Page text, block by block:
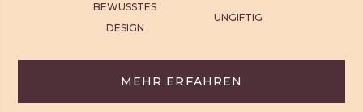
BEWUSSTES
DESIGN
UNGIFTIG
MEHR ERFAHREN